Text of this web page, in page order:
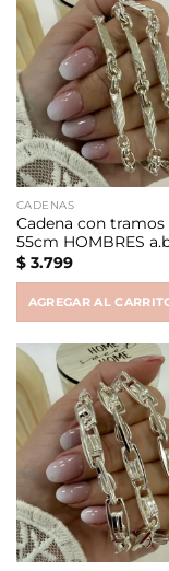
CADENAS
Cadena con tramos
55cm HOMBRES
$3.799
AGREGAR AL